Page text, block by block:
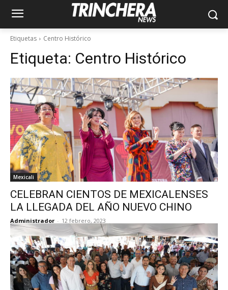
Etiquetas Centro Histórico
Etiqueta: Centro Histórico
Mexicali
CELEBRAN CIENTOS DE MEXICALENSES
LA LLEGADA DEL AÑO NUEVO CHINO
Administrador - 12 febrero, 2023